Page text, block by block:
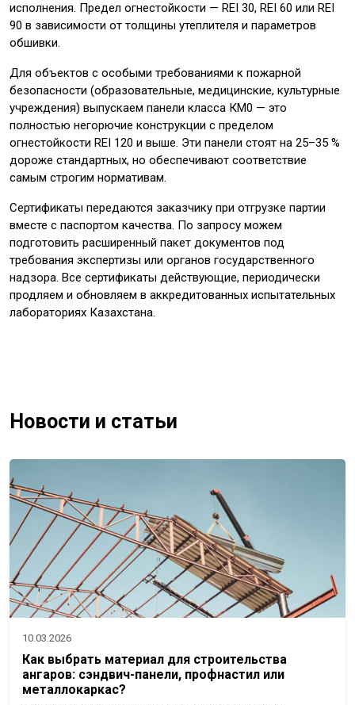
исполнения. Предел огнестойкости — REI 30, REI 60 или REI
90 в зависимости от толщины утеплителя и параметров
обшивки.
Для объектов с особыми требованиями к пожарной
безопасности (образовательные, медицинские, культурные
учреждения) выпускаем панели класса КМ0 — это
полностью негорючие конструкции с пределом
огнестойкости REI 120 и выше. Эти панели стоят на 25–35 %
дороже стандартных, но обеспечивают соответствие
самым строгим нормативам.
Сертификаты передаются заказчику при отгрузке партии
вместе с паспортом качества. По запросу можем
подготовить расширенный пакет документов под
требования экспертизы или органов государственного
надзора. Все сертификаты действующие, периодически
продляем и обновляем в аккредитованных испытательных
лабораториях Казахстана.
Новости и статьи
10.03.2026
Как выбрать материал для строительства
ангаров: сэндвич-панели, профнастил или
металлокаркас?